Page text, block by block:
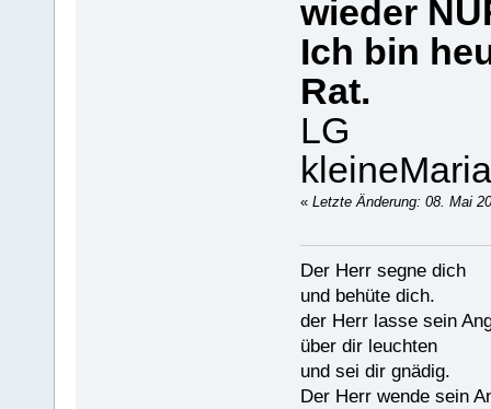
wieder
Ich bin
Rat.
LG
kleineMaria
« Letzte Änderung: 08. Mai
Der Herr segne dich
und behüte dich.
der Herr lasse sein
über dir leuchten
und sei dir gnädig.
Der Herr wende sein